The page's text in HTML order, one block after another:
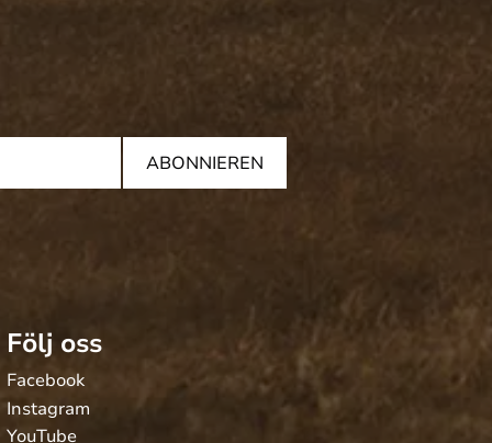
ABONNIEREN
Följ oss
Facebook
Instagram
YouTube